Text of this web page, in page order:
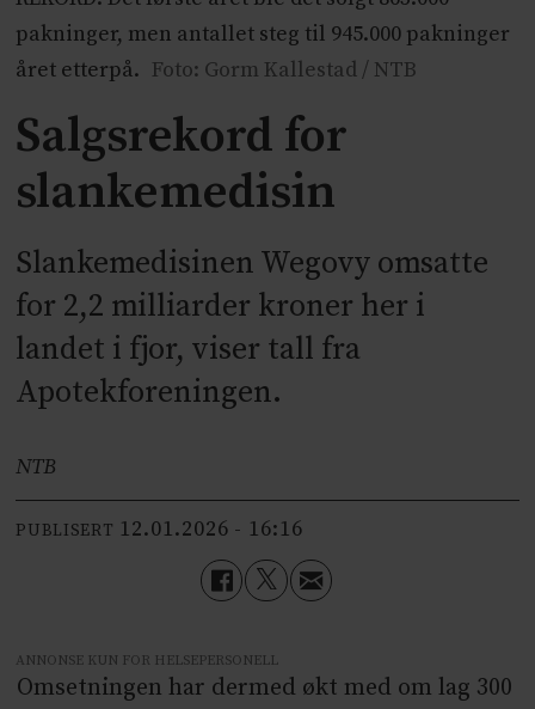
pakninger, men antallet steg til 945.000 pakninger
året etterpå. Foto: Gorm Kallestad / NTB
Salgsrekord for
slankemedisin
Slankemedisinen Wegovy omsatte
for 2,2 milliarder kroner her i
landet i fjor, viser tall fra
Apotekforeningen.
NTB
PUBLISERT 12.01.2026 - 16:16
ANNONSE KUN FOR HELSEPERSONELL
Omsetningen har dermed økt med om lag 300